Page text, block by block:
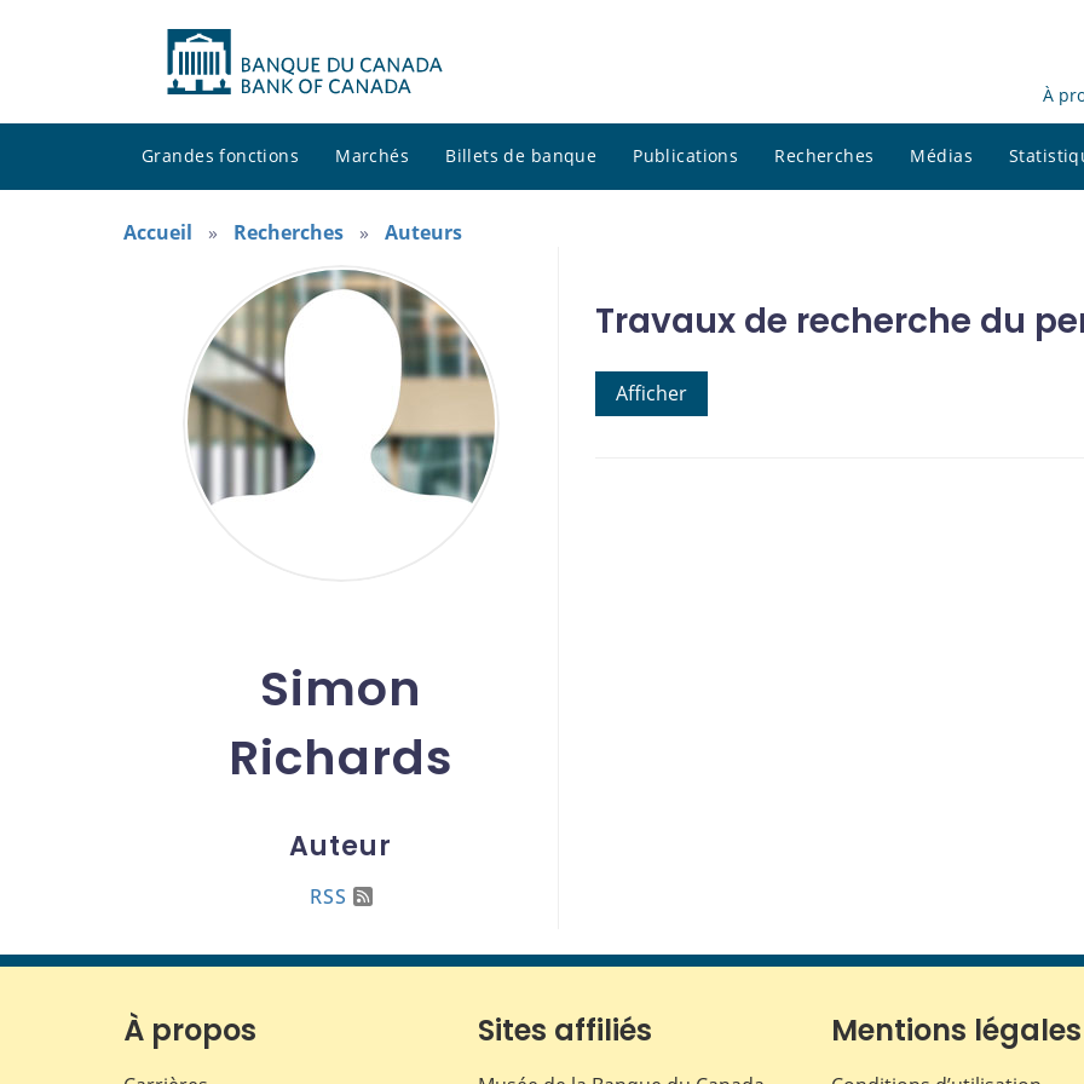
À
Grandes fonctions Marchés Billets de banque Publications Recherches Médias
Accueil Recherches Auteurs
Simon
Richards
Auteur
RSS
Travaux de recherche du
Afficher
À propos Sites affiliés Mentions légales